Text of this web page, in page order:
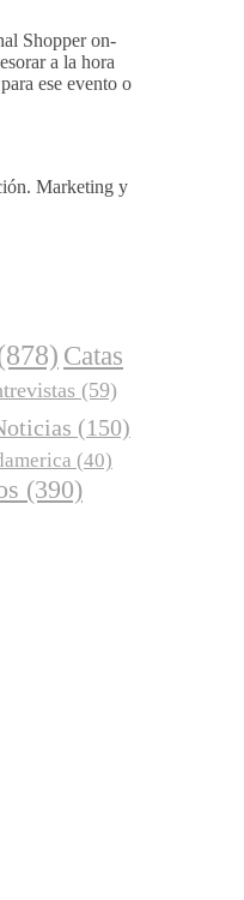
Shopper on-
a la hora
ese evento o
Marketing y
Catas
(59)
(150)
(40)
(390)